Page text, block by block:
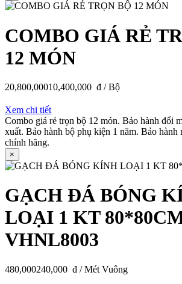
COMBO GIÁ RẺ
12 MÓN
20,800,00010,400,000 đ / Bộ
Xem chi tiết
Combo giá rẻ trọn bộ 12 món. Bảo hành đổi
xuất. Bảo hành bộ phụ kiện 1 năm. Bảo hành
chính hãng.
×
GẠCH ĐÁ BÓNG
LOẠI 1 KT
VHNL8003
480,000240,000 đ / Mét Vuông